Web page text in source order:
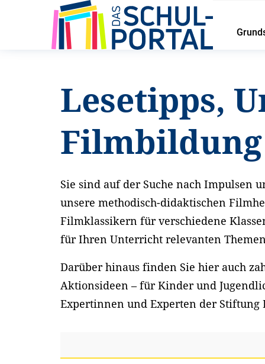
Startseite Service Lesetipps und Unterrichtsideen
Lesetipps,
Sie sind auf der Suche nach Impulsen
unsere methodisch-didaktischen
Filmklassikern für verschiedene
für Ihren Unterricht relevanten
Darüber hinaus finden Sie hier auch
Aktionsideen – für Kinder und
Expertinnen und Experten der Stiftung